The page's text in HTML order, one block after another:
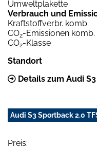
Umweltplakette
Verbrauch und
Kraftstoffverbr. komb.
CO2-Emissionen komb.
CO2-Klasse
Standort
Details zum Audi
Audi S3 Sportback 2.0
Preis: